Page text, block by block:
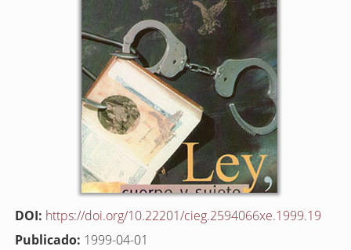
DOI: https://doi.org/10.22201/cieg.2594066xe.1999.19
Publicado: 1999-04-01